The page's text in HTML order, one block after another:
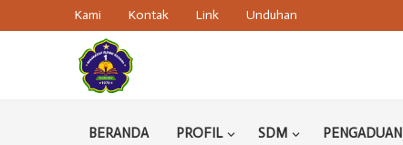
Kami Kontak Link Unduhan
BERANDA PROFIL SDM PENGADUAN